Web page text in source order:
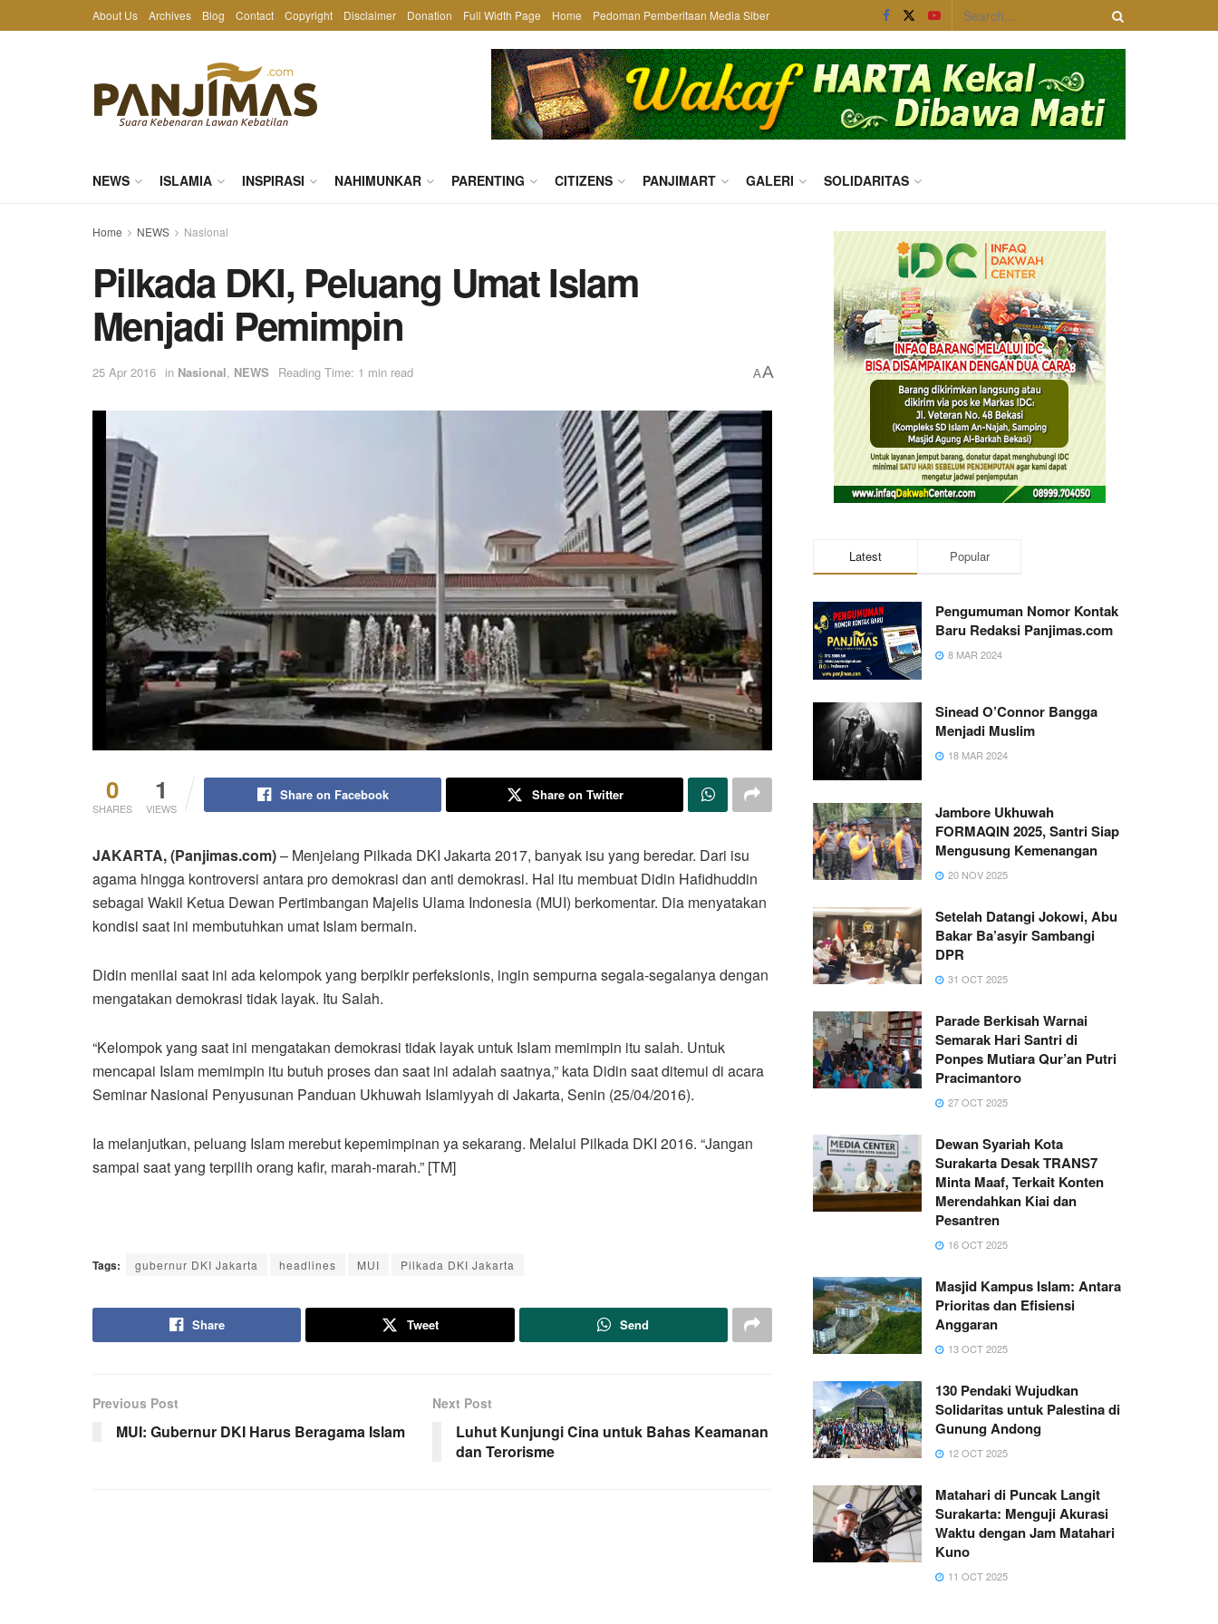
About Us Archives Blog Contact Copyright Disclaimer Donation Full Width Page Home Pedoman Pemberitaan Media Siber
NEWS ISLAMIA INSPIRASI NAHIMUNKAR PARENTING CITIZENS PANJIMART GALERI SOLIDARITAS
Home NEWS Nasional
Pilkada DKI, Peluang Umat Islam
Menjadi Pemimpin
25 Apr 2016 in Nasional, NEWS Reading Time: 1 min read AA
0
SHARES
1
VIEWS
Share on Facebook Share on Twitter
JAKARTA, (Panjimas.com)– Menjelang Pilkada DKI Jakarta 2017, banyak isu yang beredar. Dari isu
agama hingga kontroversi antara pro demokrasi dan anti demokrasi. Hal itu membuat Didin Hafidhuddin
sebagai Wakil Ketua Dewan Pertimbangan Majelis Ulama Indonesia (MUI) berkomentar. Dia menyatakan
kondisi saat ini membutuhkan umat Islam bermain.
Didin menilai saat ini ada kelompok yang berpikir perfeksionis, ingin sempurna segala-segalanya dengan
mengatakan demokrasi tidak layak. Itu Salah.
“Kelompok yang saat ini mengatakan demokrasi tidak layak untuk Islam memimpin itu salah. Untuk
mencapai Islam memimpin itu butuh proses dan saat ini adalah saatnya,” kata Didin saat ditemui di acara
Seminar Nasional Penyusunan Panduan Ukhuwah Islamiyyah di Jakarta, Senin (25/04/2016).
Ia melanjutkan, peluang Islam merebut kepemimpinan ya sekarang. Melalui Pilkada DKI 2016. “Jangan
sampai saat yang terpilih orang kafir, marah-marah.” [TM]
Tags: gubernur DKI Jakarta headlines MUI Pilkada DKI Jakarta
Share Tweet Send
Previous Post
MUI: Gubernur DKI Harus Beragama Islam
Next Post
Luhut Kunjungi Cina untuk Bahas Keamanan
dan Terorisme
Latest Popular
Pengumuman Nomor Kontak
Baru Redaksi Panjimas.com
8 MAR 2024
Sinead O’Connor Bangga
Menjadi Muslim
18 MAR 2024
Jambore Ukhuwah
FORMAQIN 2025, Santri Siap
Mengusung Kemenangan
20 NOV 2025
Setelah Datangi Jokowi, Abu
Bakar Ba’asyir Sambangi
DPR
31 OCT 2025
Parade Berkisah Warnai
Semarak Hari Santri di
Ponpes Mutiara Qur’an Putri
Pracimantoro
27 OCT 2025
Dewan Syariah Kota
Surakarta Desak TRANS7
Minta Maaf, Terkait Konten
Merendahkan Kiai dan
Pesantren
16 OCT 2025
Masjid Kampus Islam: Antara
Prioritas dan Efisiensi
Anggaran
13 OCT 2025
130 Pendaki Wujudkan
Solidaritas untuk Palestina di
Gunung Andong
12 OCT 2025
Matahari di Puncak Langit
Surakarta: Menguji Akurasi
Waktu dengan Jam Matahari
Kuno
11 OCT 2025